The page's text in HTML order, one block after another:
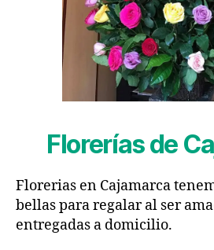
Florerías de
Florerias en Cajamarca
bellas para regalar al ser
entregadas a domicilio.